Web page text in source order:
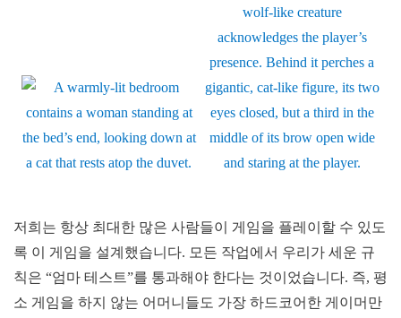
저희는 항상 최대한 많은 사람들이 게임을 플레이할 수 있도
록 이 게임을 설계했습니다. 모든 작업에서 우리가 세운 규
칙은 “엄마 테스트”를 통과해야 한다는 것이었습니다. 즉, 평
소 게임을 하지 않는 어머니들도 가장 하드코어한 게이머만